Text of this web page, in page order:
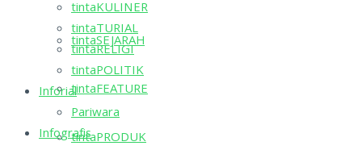
tintaSEJARAH
tintaFEATURE
tintaPRODUK
tintaKULINER
tintaTURIAL
tintaRELIGI
tintaPOLITIK
Inforial
Pariwara
Infografis